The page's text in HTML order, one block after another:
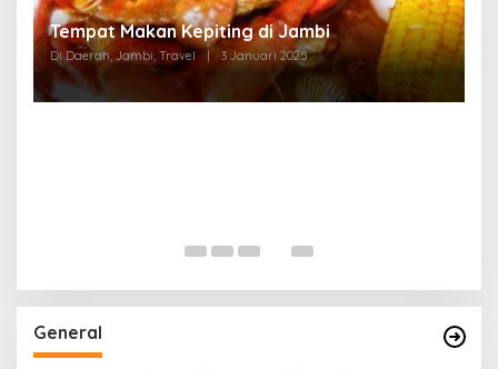
Tempat Makan di Thehok Jambi
Di Daerah, Jambi, Travel 3 Januari 2025
General